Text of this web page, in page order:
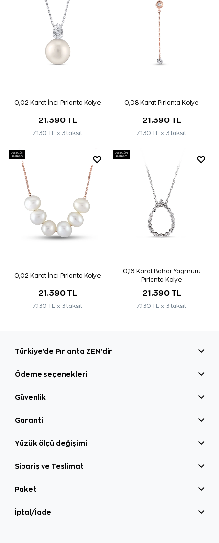
0,02 Karat İnci Pırlanta Kolye
21.390 TL
7.130 TL x 3 taksit
0,08 Karat Pırlanta Kolye
21.390 TL
7.130 TL x 3 taksit
AYNI GÜN
KARGO
0,02 Karat İnci Pırlanta Kolye
21.390 TL
7.130 TL x 3 taksit
AYNI GÜN
KARGO
0,16 Karat Bahar Yağmuru
Pırlanta Kolye
21.390 TL
7.130 TL x 3 taksit
Türkiye'de Pırlanta ZEN'dir
Ödeme seçenekleri
Güvenlik
Garanti
Yüzük ölçü değişimi
Sipariş ve Teslimat
Paket
İptal/İade